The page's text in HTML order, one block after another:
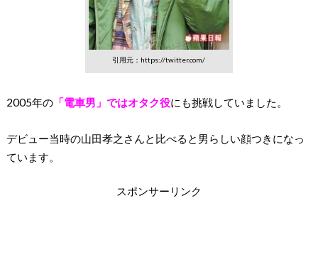
引用元：https://twitter.com/
2005年の「電車男」ではオタク役にも挑戦していました。
デビュー当時の山田孝之さんと比べると男らしい顔つきになっ
ています。
スポンサーリンク